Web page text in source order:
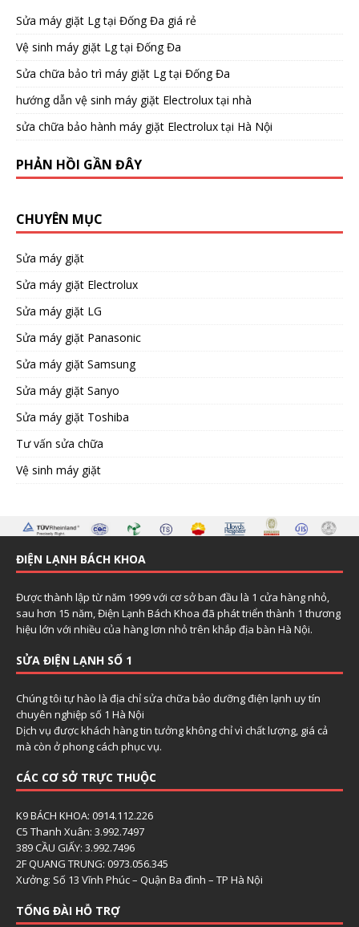
Sửa máy giặt Lg tại Đống Đa giá rẻ
Vệ sinh máy giặt Lg tại Đống Đa
Sửa chữa bảo trì máy giặt Lg tại Đống Đa
hướng dẫn vệ sinh máy giặt Electrolux tại nhà
sửa chữa bảo hành máy giặt Electrolux tại Hà Nội
PHẢN HỒI GẦN ĐÂY
CHUYÊN MỤC
Sửa máy giặt
Sửa máy giặt Electrolux
Sửa máy giặt LG
Sửa máy giặt Panasonic
Sửa máy giặt Samsung
Sửa máy giặt Sanyo
Sửa máy giặt Toshiba
Tư vấn sửa chữa
Vệ sinh máy giặt
ĐIỆN LẠNH BÁCH KHOA
Được thành lập từ năm 1999 với cơ sở ban đầu là 1 cửa hàng nhỏ,
sau hơn 15 năm, Điện Lạnh Bách Khoa đã phát triển thành 1 thương
hiệu lớn với nhiều của hàng lơn nhỏ trên khắp địa bàn Hà Nội.
SỬA ĐIỆN LẠNH SỐ 1
Chúng tôi tự hào là địa chỉ sửa chữa bảo dưỡng điện lạnh uy tín
chuyên nghiệp số 1 Hà Nội
Dịch vụ được khách hàng tin tưởng không chỉ vì chất lượng, giá cả
mà còn ở phong cách phục vụ.
CÁC CƠ SỞ TRỰC THUỘC
K9 BÁCH KHOA: 0914.112.226
C5 Thanh Xuân: 3.992.7497
389 CẦU GIẤY: 3.992.7496
2F QUANG TRUNG: 0973.056.345
Xưởng: Số 13 Vĩnh Phúc – Quận Ba đình – TP Hà Nội
TỔNG ĐÀI HỖ TRỢ